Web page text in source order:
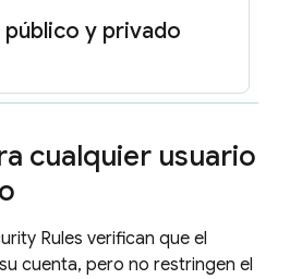
y privado
cualquier usuario
Rules verifican que el
cuenta, pero no restringen el